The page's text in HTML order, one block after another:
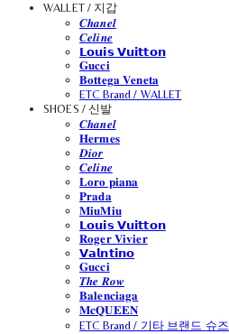
WALLET / 지갑
𝑪𝒉𝒂𝒏𝒆𝒍
𝑪𝒆𝒍𝒊𝒏𝒆
𝗟𝗼𝘂𝗶𝘀 𝗩𝘂𝗶𝘁𝘁𝗼𝗻
𝐆𝐮𝐜𝐜𝐢
𝐁𝐨𝐭𝐭𝐞𝐠𝐚 𝐕𝐞𝐧𝐞𝐭𝐚
ETC Brand / WALLET
SHOES / 신발
𝑪𝒉𝒂𝒏𝒆𝒍
𝐇𝐞𝐫𝐦𝐞𝐬
𝑫𝒊𝒐𝒓
𝑪𝒆𝒍𝒊𝒏𝒆
𝐋𝐨𝐫𝐨 𝐩𝐢𝐚𝐧𝐚
𝐏𝐫𝐚𝐝𝐚
𝐌𝐢𝐮𝐌𝐢𝐮
𝗟𝗼𝘂𝗶𝘀 𝗩𝘂𝗶𝘁𝘁𝗼𝗻
𝐑𝐨𝐠𝐞𝐫 𝐕𝐢𝐯𝐢𝐞𝐫
𝗩𝗮𝗹𝗻𝘁𝗶𝗻𝗼
𝐆𝐮𝐜𝐜𝐢
𝑻𝒉𝒆 𝑹𝒐𝒘
𝐁𝐚𝐥𝐞𝐧𝐜𝐢𝐚𝐠𝐚
𝐌𝐜𝐐𝐔𝐄𝐄𝐍
ETC Brand / 기타 브랜드 슈즈